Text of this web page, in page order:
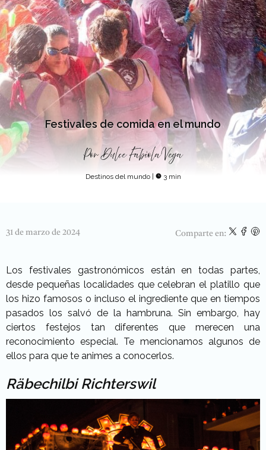
Festivales de comida en el mundo
PorDulce Fabiola Vega
Destinos del mundo 3 min
31 de marzo de 2024 Comparte en:
Los festivales gastronómicos están en todas partes,
desde pequeñas localidades que celebran el platillo que
los hizo famosos o incluso el ingrediente que en tiempos
pasados los salvó de la hambruna. Sin embargo, hay
ciertos festejos tan diferentes que merecen una
reconocimiento especial. Te mencionamos algunos de
ellos para que te animes a conocerlos.
Räbechilbi Richterswil